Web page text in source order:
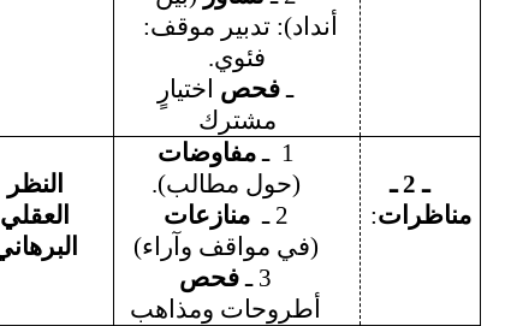
أنداد): تدبير موقف:
فئوي.
ـفحص اختيارٍ
مشترك
ـ 2 ـ
مناظرات:
1 ـمفاوضات
(حول مطالب).
2 ـ
منازعات
(في مواقف وآراء)
3 ـ
فحص
أطروحات ومذاهب
النظر
العقلي